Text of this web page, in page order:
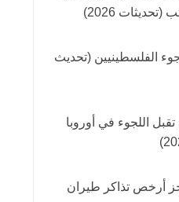
2026)
الفلسطينيين (تحديث
تقبل اللجوء في أوروبا
حجز أرخص تذاكر طيران